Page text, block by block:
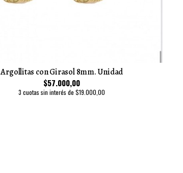
Argollitas con Girasol 8mm. Unidad
$57.000,00
3 cuotas sin interés de $19.000,00